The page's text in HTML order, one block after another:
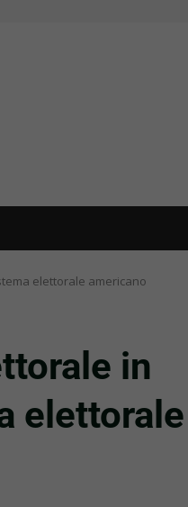
elettorale americano
in
elettorale